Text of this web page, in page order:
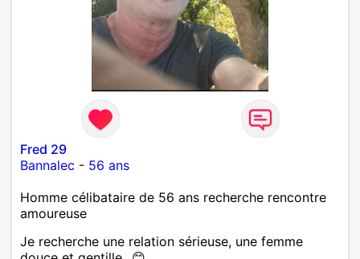
Fred 29
Bannalec - 56 ans
Homme célibataire de 56 ans recherche rencontre
amoureuse
Je recherche une relation sérieuse, une femme